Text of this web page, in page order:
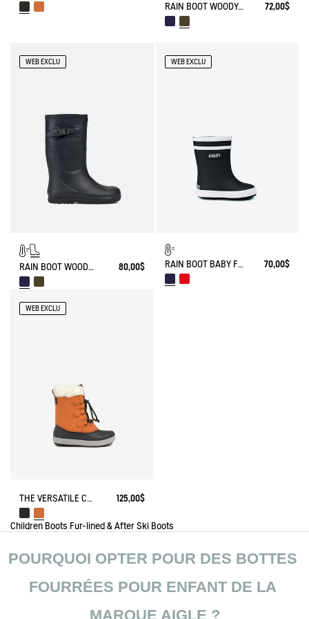
RAIN BOOT WOODY-POP FUR-LINED 72,00$
WEB EXCLU
RAIN BOOT WOODY-POP FUR-LINED 80,00$
WEB EXCLU
RAIN BOOT BABY FLAC FUR-LINED 70,00$
WEB EXCLU
THE VERSATILE CHILDREN'S APRÈS-SKI BOOT 125,00$
Children Boots Fur-lined & After Ski Boots
POURQUOI OPTER POUR DES BOTTES
FOURRÉES POUR ENFANT DE LA
MARQUE AIGLE ?